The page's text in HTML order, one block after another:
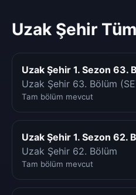
Uzak Şehir
Uzak Şehir 1. Sezon 63.
Uzak Şehir 63. Bölüm
Tam bölüm mevcut
Uzak Şehir 1. Sezon 62.
Uzak Şehir 62. Bölüm
Tam bölüm mevcut